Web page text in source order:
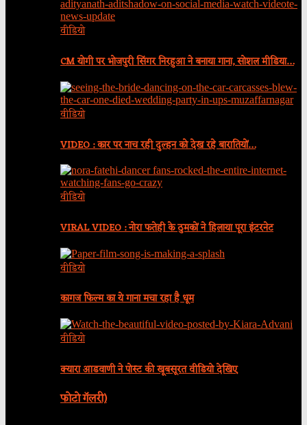
वीडियो
CM योगी पर भोजपुरी सिंगर निरहुआ ने बनाया गाना, सोशल मीडिया…
वीडियो
VIDEO : कार पर नाच रही दुल्हन को देख रहे बारातियों…
वीडियो
VIRAL VIDEO : नोरा फतेही के ठुमकों ने हिलाया पूरा इंटरनेट
वीडियो
कागज फिल्म का ये गाना मचा रहा है धूम
वीडियो
क्यारा आडवाणी ने पोस्ट की खूबसूरत वीडियो देखिए
फोटो गॅलरी)